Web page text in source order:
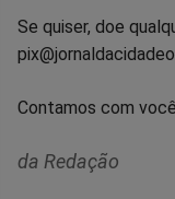
Se quiser, doe
Contamos com
da Redação